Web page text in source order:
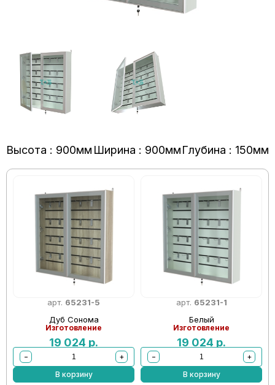
Высота : 900мм Ширина : 900ммГлубина : 150мм
арт. 65231-5
Дуб Сонома
Изготовление
19 024 р.
−
+
В корзину
арт. 65231-1
Белый
Изготовление
19 024 р.
−
+
В корзину